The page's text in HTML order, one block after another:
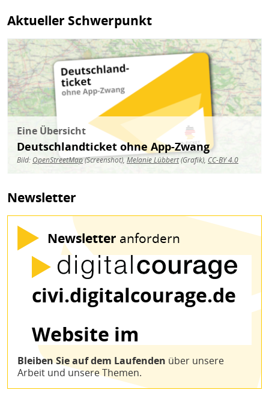
Aktueller Schwerpunkt
Bild
Eine Übersicht
Deutschlandticket ohne App-Zwang
Bild: OpenStreetMap(Screenshot),Melanie Lübbert(Grafik), CC-BY 4.0
Newsletter
Newsletter anfordern
Bleiben Sie auf dem Laufenden über unsere
Arbeit und unsere Themen.